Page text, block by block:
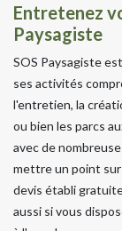
Entretenez
Paysagiste
SOS Paysagiste
ses activités
l'entretien, la
ou bien les parcs
avec de
mettre un point
devis établi
aussi si vous